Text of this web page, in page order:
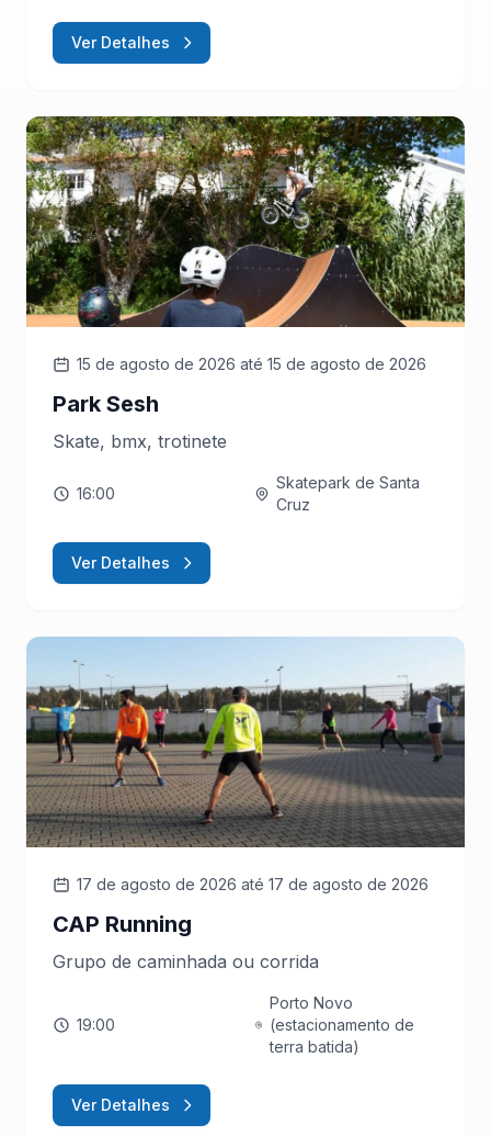
Ver Detalhes
15 de agosto de 2026 até 15 de agosto de 2026
Park Sesh
Skate, bmx, trotinete
16:00
Skatepark de Santa
Cruz
Ver Detalhes
17 de agosto de 2026 até 17 de agosto de 2026
CAP Running
Grupo de caminhada ou corrida
19:00
Porto Novo
(estacionamento de
terra batida)
Ver Detalhes